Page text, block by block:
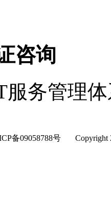
咨询
服务管理
备09058788号 Copyright